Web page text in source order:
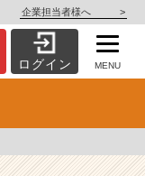
企業担当者様へ >
ログイン MENU